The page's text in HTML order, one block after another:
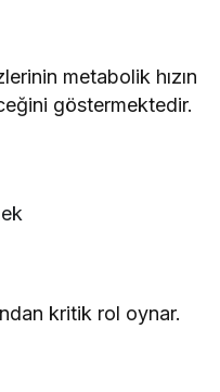
metabolik hızın
göstermektedir.
kritik rol oynar.